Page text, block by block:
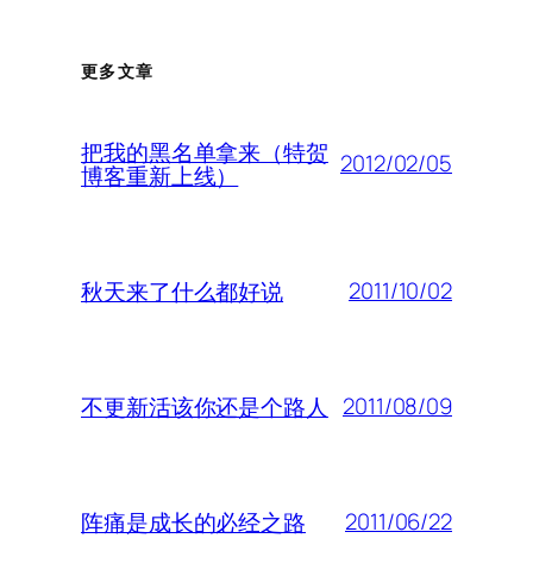
更多文章
把我的黑名单拿来（特贺
博客重新上线） 2012/02/05
秋天来了什么都好说 2011/10/02
不更新活该你还是个路人 2011/08/09
阵痛是成长的必经之路 2011/06/22